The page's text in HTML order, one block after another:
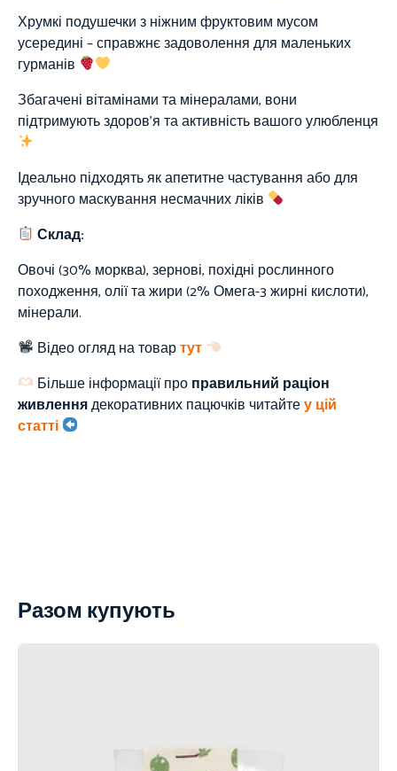
Хрумкі подушечки з ніжним фруктовим мусом
усередині – справжнє задоволення для маленьких
гурманів
Збагачені вітамінами та мінералами, вони
підтримують здоров’я та активність вашого улюбленця
Ідеально підходять як апетитне частування або для
зручного маскування несмачних ліків
Склад:
Овочі (30% морква), зернові, похідні рослинного
походження, олії та жири (2% Омега-3 жирні кислоти),
мінерали.
Відео огляд на товартут
Більше інформації проправильний раціон
живленнядекоративних пацючків читайтеу цій
статті
Разом купують